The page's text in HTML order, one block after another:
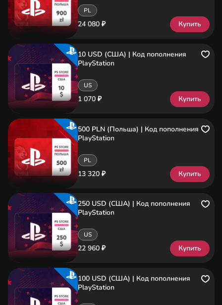
PL
24 080 ₽ Купить
10 USD (США) | Код пополнения
PlayStation
US
1 070 ₽ Купить
500 PLN (Польша) | Код пополнения
PlayStation
PL
13 320 ₽ Купить
250 USD (США) | Код пополнения
PlayStation
US
22 960 ₽ Купить
100 USD (США) | Код пополнения
PlayStation